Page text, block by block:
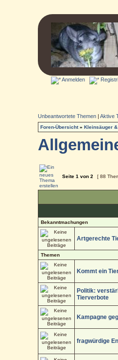
Anmelden
Unbeantwortete Themen |Aktive
Foren-Übersicht»Kleinsäuger
Seite1 von2 [ 88
Bekanntmachungen
Artgerechte
Themen
Kommt ein
Politik:
Tierverbote
Kampagne
fragwürdige